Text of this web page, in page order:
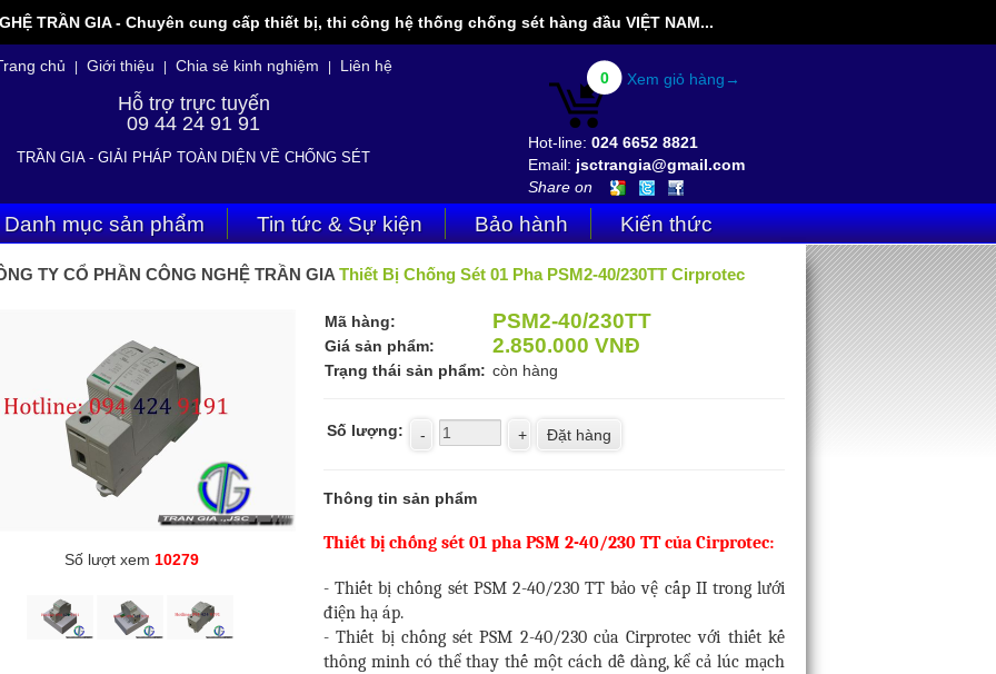
chủ Giới thiệu Chia sẻ kinh nghiệm Liên hệ
Hỗ trợ trực tuyến
09 44 24 91 91
TRẦN GIA - GIẢI PHÁP TOÀN DIỆN VỀ CHỐNG SÉT
0 Xem giỏ hàng→
Hot-line: 024 6652 8821
Email: jsctrangia@gmail.com
Share on
Danh mục sản phẩm Tin tức & Sự kiện Bảo hành Kiến thức
TY CỔ PHẦN CÔNG NGHỆ TRẦN GIA Thiết Bị Chống Sét 01 Pha PSM2-40/230TT Cirprotec
Số lượt xem 10279
Mã hàng: PSM2-40/230TT
Giá sản phẩm: 2.850.000 VNĐ
Trạng thái sản phẩm: còn hàng
Số lượng:
Thông tin sản phẩm
Thiết bị chống sét 01 pha PSM 2-40/230 TT của Cirprotec:
- Thiết bị chống sét PSM 2-40/230 TT bảo vệ cấp II trong lưới
điện hạ áp.
- Thiết bị chống sét PSM 2-40/230 của Cirprotec với thiết kế
thông minh có thể thay thế một cách dễ dàng, kể cả lúc mạch
TRẦN GIA - Chuyên cung cấp thiết bị, thi công hệ thống chống sét hàng đầu VIỆT NAM...